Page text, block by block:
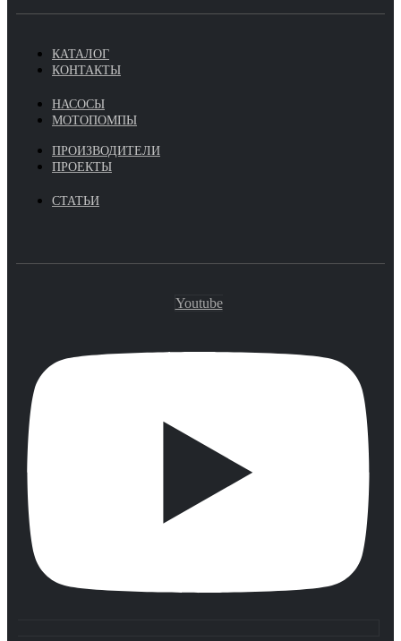
КАТАЛОГ
КОНТАКТЫ
НАСОСЫ
МОТОПОМПЫ
ПРОИЗВОДИТЕЛИ
ПРОЕКТЫ
СТАТЬИ
Youtube